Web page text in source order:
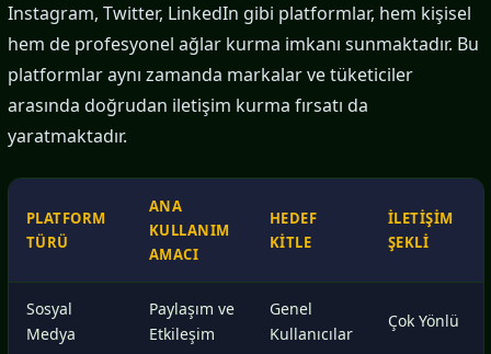
Instagram, Twitter, LinkedIn gibi platformlar, hem kişisel
hem de profesyonel ağlar kurma imkanı sunmaktadır. Bu
platformlar aynı zamanda markalar ve tüketiciler
arasında doğrudan iletişim kurma fırsatı da
yaratmaktadır.
PLATFORM
TÜRÜ
ANA
KULLANIM
AMACI
HEDEF
KITLE
İLETIŞIM
ŞEKLI
Sosyal
Medya
Paylaşım ve
Etkileşim
Genel
Kullanıcılar
Çok Yönlü